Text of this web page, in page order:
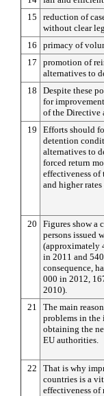
15
reduction of
without clear
16
primacy of
17
promotion of
alternatives to
18
Despite these
for
of the Directive
19
Efforts should
detention
alternatives to
forced return
effectiveness of
and higher
20
Figures show a
persons issued
(approximately
in 2011 and
consequence,
000 in 2012,
2010).
21
The main
problems in the
obtaining the
EU authorities.
22
That is why
countries is a
effectiveness of